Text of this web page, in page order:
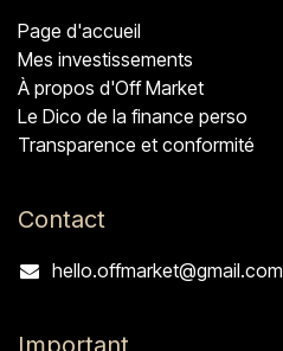
Page d'accueil
Mes investissements
À propos d'Off Market
Le Dico de la finance perso
Transparence et conformité
Contact
hello.offmarket@gmail.com
Important